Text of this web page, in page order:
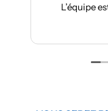
l’écoute du client pour